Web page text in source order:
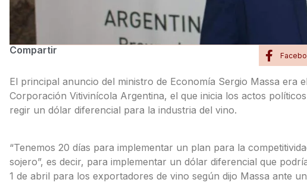
Compartir
El principal anuncio del ministro de Economía Sergio Massa era
Corporación Vitivinícola Argentina, el que inicia los actos
regir un dólar diferencial para la industria del vino.
“Tenemos 20 días para implementar un plan para la
sojero”, es decir, para implementar un dólar diferencial que
1 de abril para los exportadores de vino según dijo Massa ante